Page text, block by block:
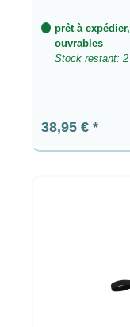
prêt à
ouvrables
Stock restant: 2
Prix régulier :
38,95 €